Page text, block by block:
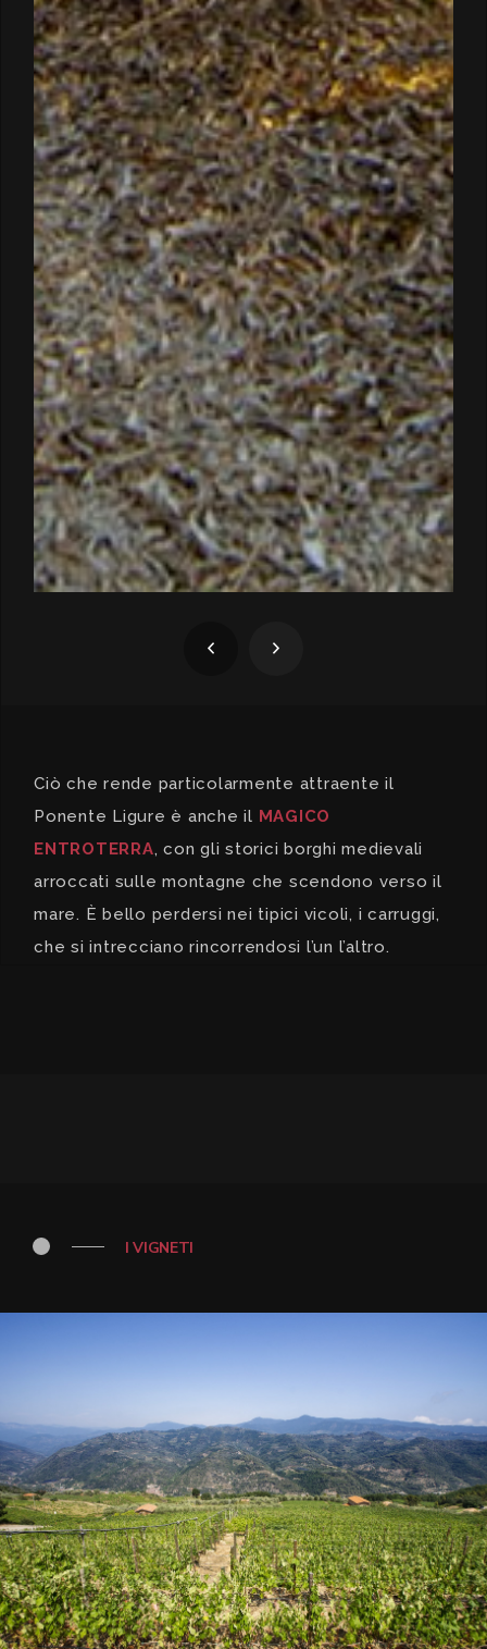
Ciò che rende particolarmente attraente il
Ponente Ligure è anche il MAGICO
ENTROTERRA, con gli storici borghi medievali
arroccati sulle montagne che scendono verso il
mare. È bello perdersi nei tipici vicoli, i carruggi,
che si intrecciano rincorrendosi l’un l’altro.
I VIGNETI